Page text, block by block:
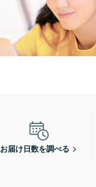
お届け日数を調べる